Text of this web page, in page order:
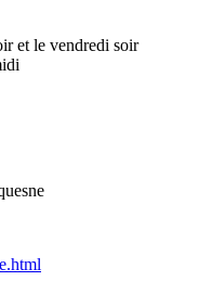
et le vendredi soir